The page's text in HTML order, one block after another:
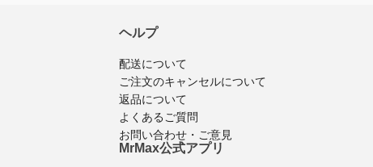
ヘルプ
配送について
ご注文のキャンセルについて
返品について
よくあるご質問
お問い合わせ・ご意見
MrMax公式アプリ